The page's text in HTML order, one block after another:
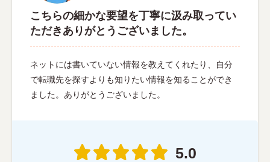
こちらの細かな要望を丁寧に汲み取ってい
ただきありがとうございました。
ネットには書いていない情報を教えてくれたり、自分
で転職先を探すよりも知りたい情報を知ることができ
ました。ありがとうございました。
5.0